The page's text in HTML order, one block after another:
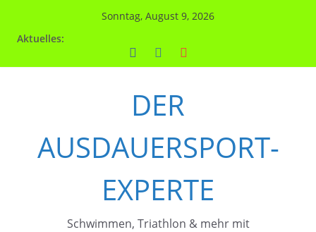
Sonntag, August 9, 2026
Aktuelles:
DER
AUSDAUERSPORT-
EXPERTE
Schwimmen, Triathlon & mehr mit